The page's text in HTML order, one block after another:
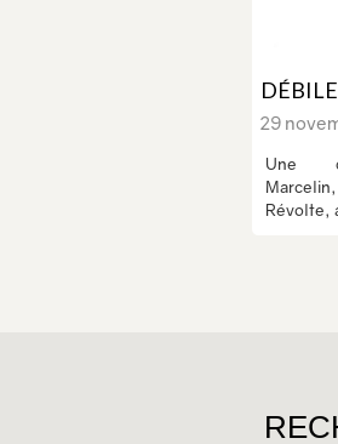
29
Une
Révolte,